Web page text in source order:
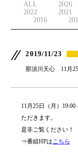
ALL 2026
2022
2021
2016
2019/11/23
那須川天心 11月25
11月25日（月）
ただきます。
是非ご覧ください！
⇒番組HPはこちら